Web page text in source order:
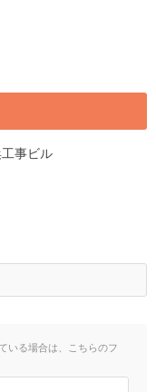
事ビル
いる場合は、こちらのフ